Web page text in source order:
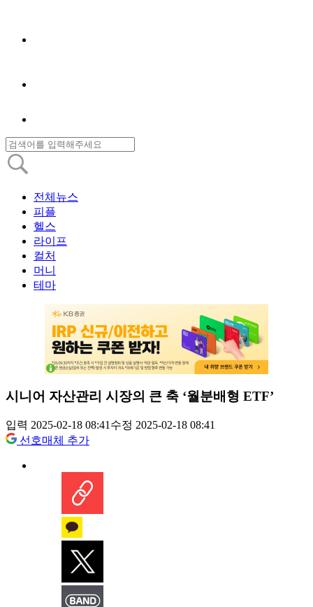
전체뉴스
피플
헬스
라이프
컬처
머니
테마
시니어 자산관리 시장의 큰 축 ‘월분배형 ETF’
입력 2025-02-18 08:41수정 2025-02-18 08:41
선호매체 추가